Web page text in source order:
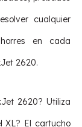
cualquier
en cada
2620.
2620? Utiliza
XL? El cartucho